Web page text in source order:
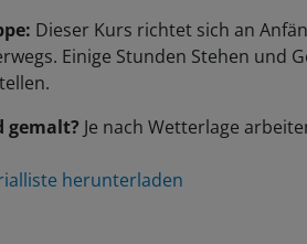
Dieser Kurs richtet sich an
Einige Stunden Stehen und
gemalt? Je nach Wetterlage
herunterladen